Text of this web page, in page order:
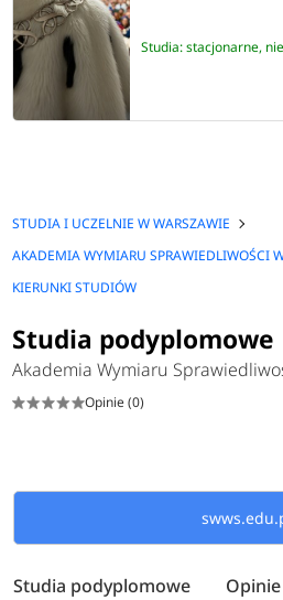
Studia: stacjonarne,
STUDIA I UCZELNIE W WARSZAWIE
AKADEMIA WYMIARU SPRAWIEDLIWOŚCI
KIERUNKI STUDIÓW
Studia podyplomowe
Akademia Wymiaru
Opinie (0)
Studia podyplomowe Opinie